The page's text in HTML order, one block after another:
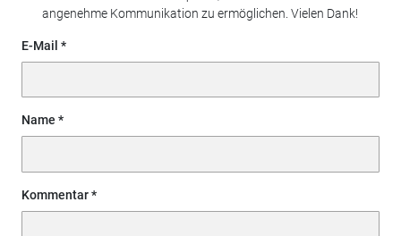
angenehme Kommunikation zu ermöglichen. Vielen Dank!
E-Mail
Name
Kommentar